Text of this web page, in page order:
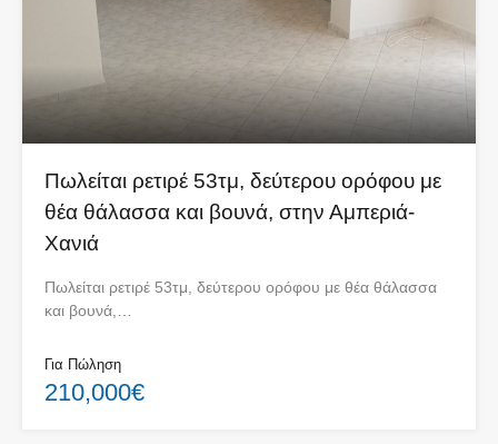
Πωλείται ρετιρέ 53τμ, δεύτερου ορόφου με
θέα θάλασσα και βουνά, στην Αμπεριά-
Χανιά
Πωλείται ρετιρέ 53τμ, δεύτερου ορόφου με θέα θάλασσα
και βουνά,…
Για Πώληση
210,000€